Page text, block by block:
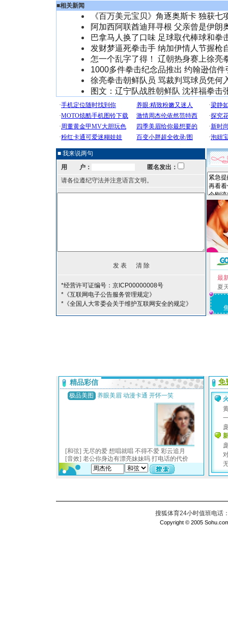
■相关新闻
《百万美元宝贝》角逐奥斯卡 独获七
阿加西阿联酋迪拜寻根 父亲曾是伊朗
巴拿马人换了口味 足球取代棒球和拳
发财梦逼死拳击手 纳加伊情人节握枪
怎一个乱字了得！ 辽朝热身赛上徐亮
1000多件拳击纪念品推出 约翰逊信件
徐亮拳击朝鲜队员 骂裁判骂球员凭何
图文：辽宁队战胜朝鲜队 沈祥福拳击
■ 我来说两句
用 户：
匿名发出：
请各位遵纪守法并注意语言文明。
*经营许可证编号：京ICP00000008号
*《互联网电子公告服务管理规定》
*《全国人大常委会关于维护互联网安全的规定》
最
夏
搜狐体育24小时值班电话
Copyright © 2005